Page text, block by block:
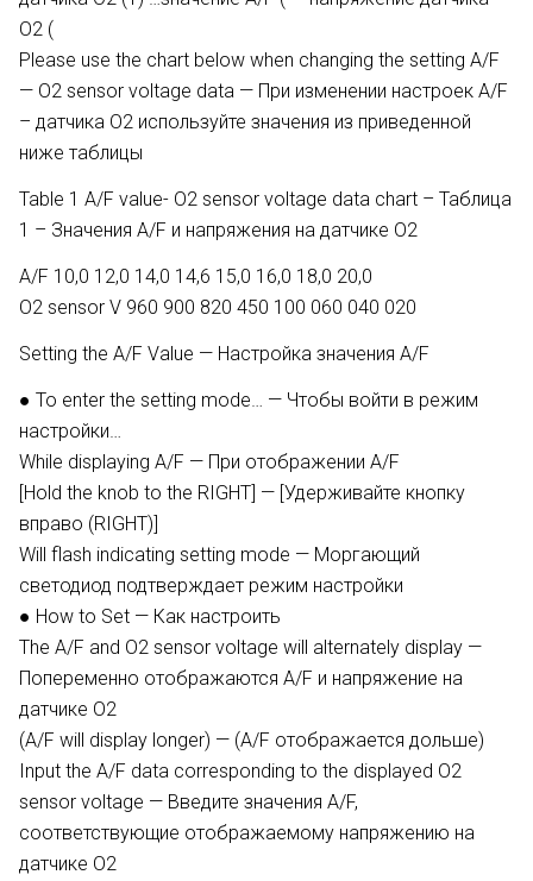
O2 (
Please use the chart below when changing the setting A/F
— O2 sensor voltage data — При изменении настроек A/F
– датчика O2 используйте значения из приведенной
ниже таблицы
Table 1 A/F value- O2 sensor voltage data chart – Таблица
1 – Значения A/F и напряжения на датчике O2
A/F 10,0 12,0 14,0 14,6 15,0 16,0 18,0 20,0
O2 sensor V 960 900 820 450 100 060 040 020
Setting the A/F Value — Настройка значения A/F
● To enter the setting mode… — Чтобы войти в режим
настройки…
While displaying A/F — При отображении A/F
[Hold the knob to the RIGHT] — [Удерживайте кнопку
вправо (RIGHT)]
Will flash indicating setting mode — Моргающий
светодиод подтверждает режим настройки
● How to Set — Как настроить
The A/F and O2 sensor voltage will alternately display —
Попеременно отображаются A/F и напряжение на
датчике O2
(A/F will display longer) — (A/F отображается дольше)
Input the A/F data corresponding to the displayed O2
sensor voltage — Введите значения A/F,
соответствующие отображаемому напряжению на
датчике O2